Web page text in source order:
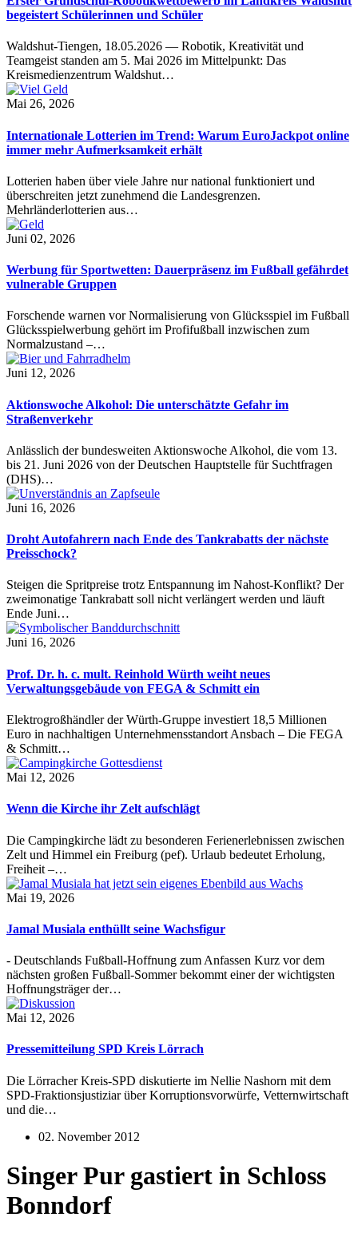
begeistert Schülerinnen und Schüler
Waldshut-Tiengen, 18.05.2026 — Robotik, Kreativität und
Teamgeist standen am 5. Mai 2026 im Mittelpunkt: Das
Kreismedienzentrum Waldshut…
Mai 26, 2026
Internationale Lotterien im Trend: Warum EuroJackpot online
immer mehr Aufmerksamkeit erhält
Lotterien haben über viele Jahre nur national funktioniert und
überschreiten jetzt zunehmend die Landesgrenzen.
Mehrländerlotterien aus…
Juni 02, 2026
Werbung für Sportwetten: Dauerpräsenz im Fußball gefährdet
vulnerable Gruppen
Forschende warnen vor Normalisierung von Glücksspiel im Fußball
Glücksspielwerbung gehört im Profifußball inzwischen zum
Normalzustand –…
Juni 12, 2026
Aktionswoche Alkohol: Die unterschätzte Gefahr im
Straßenverkehr
Anlässlich der bundesweiten Aktionswoche Alkohol, die vom 13.
bis 21. Juni 2026 von der Deutschen Hauptstelle für Suchtfragen
(DHS)…
Juni 16, 2026
Droht Autofahrern nach Ende des Tankrabatts der nächste
Preisschock?
Steigen die Spritpreise trotz Entspannung im Nahost-Konflikt? Der
zweimonatige Tankrabatt soll nicht verlängert werden und läuft
Ende Juni…
Juni 16, 2026
Prof. Dr. h. c. mult. Reinhold Würth weiht neues
Verwaltungsgebäude von FEGA & Schmitt ein
Elektrogroßhändler der Würth-Gruppe investiert 18,5 Millionen
Euro in nachhaltigen Unternehmensstandort Ansbach – Die FEGA
& Schmitt…
Mai 12, 2026
Wenn die Kirche ihr Zelt aufschlägt
Die Campingkirche lädt zu besonderen Ferienerlebnissen zwischen
Zelt und Himmel ein Freiburg (pef). Urlaub bedeutet Erholung,
Freiheit –…
Mai 19, 2026
Jamal Musiala enthüllt seine Wachsfigur
- Deutschlands Fußball-Hoffnung zum Anfassen Kurz vor dem
nächsten großen Fußball-Sommer bekommt einer der wichtigsten
Hoffnungsträger der…
Mai 12, 2026
Pressemitteilung SPD Kreis Lörrach
Die Lörracher Kreis-SPD diskutierte im Nellie Nashorn mit dem
SPD-Fraktionsjustiziar über Korruptionsvorwürfe, Vetternwirtschaft
und die…
02. November 2012
Singer Pur gastiert in Schloss
Bonndorf